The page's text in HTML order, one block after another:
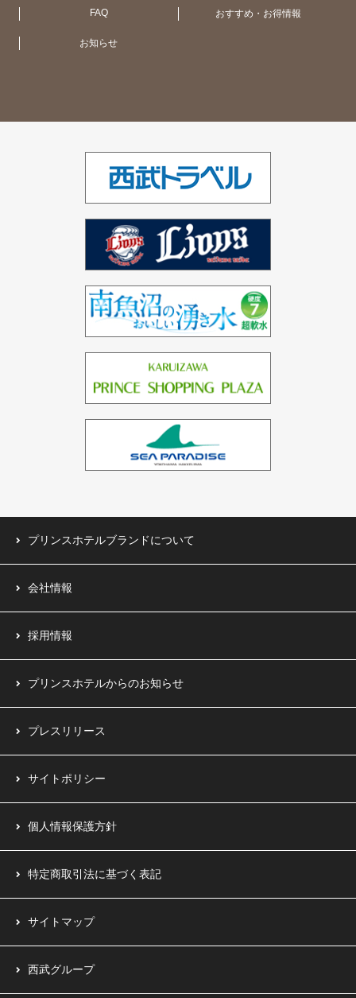
オーストラリア（11ホテル）
ベトナム（1ホテル）
インド（2ホテル）
ドバイ（3ホテル）
バーレーン（1ホテル）
FAQ おすすめ・お得情報
お知らせ
プリンスホテルブランドについて
会社情報
採用情報
プリンスホテルからのお知らせ
プレスリリース
サイトポリシー
個人情報保護方針
特定商取引法に基づく表記
サイトマップ
西武グループ